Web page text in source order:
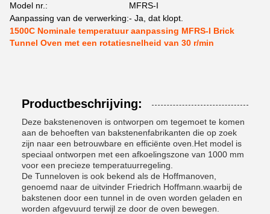
Model nr.:
MFRS-I
Aanpassing van de verwerking:- Ja, dat klopt.
1500C Nominale temperatuur aanpassing MFRS-I Brick
Tunnel Oven met een rotatiesnelheid van 30 r/min
Productbeschrijving:
Deze bakstenenoven is ontworpen om tegemoet te komen
aan de behoeften van bakstenenfabrikanten die op zoek
zijn naar een betrouwbare en efficiënte oven.Het model is
speciaal ontworpen met een afkoelingszone van 1000 mm
voor een precieze temperatuurregeling.
De Tunneloven is ook bekend als de Hoffmanoven,
genoemd naar de uitvinder Friedrich Hoffmann.waarbij de
bakstenen door een tunnel in de oven worden geladen en
worden afgevuurd terwijl ze door de oven bewegen.